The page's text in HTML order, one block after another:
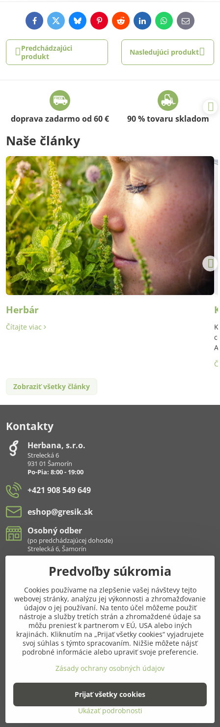
FacebookTwitterBlueskyPinterestRedditLinkedInWhatsApp
E-
mail
Predchádzajúci
produkt
Nasledujúci produkt
doprava zadarmo od 60 € 90 % tovaru skladom
Naše články
Herbár
Čítajte viac
Zobraziť všetky články
Kontakty
Herbana, s​.r​.o​.
Strelecká 6
931 01 Šamorín
Po-Pia: 8:00 - 19:00
+421 908 549 649
eshop​@gresik​.sk
Osobný odber
(po predchádzajúcej dohode)
Strelecká 6, Šamorín
Všetko k nákupu
Pridajte sa k nám aj na sieťach
Facebook Instagram
Najnavštevovanejšie kategórie
Ďalšie kategórie
©2026Copyright
Predvoľby súkromiaZásady ochrany osobných údajov
Vytvorené pomocou:BiznisWeb.sk
Predvoľby súkromia
Cookies používame na zlepšenie vašej návštevy tejto
webovej stránky, analýzu jej výkonnosti a zhromažďovanie
údajov o jej používaní. Na tento účel môžeme použiť
nástroje a služby tretích strán a zhromaždené údaje sa
môžu preniesť k partnerom v EÚ, USA alebo iných
krajinách. Kliknutím na „Prijať všetky cookies“ vyjadrujete
svoj súhlas s týmto spracovaním. Nižšie môžete nájsť
podrobné informácie alebo upraviť svoje preferencie.
Zásady ochrany osobných údajov
Ukázať podrobnosti
Prijať všetky cookies